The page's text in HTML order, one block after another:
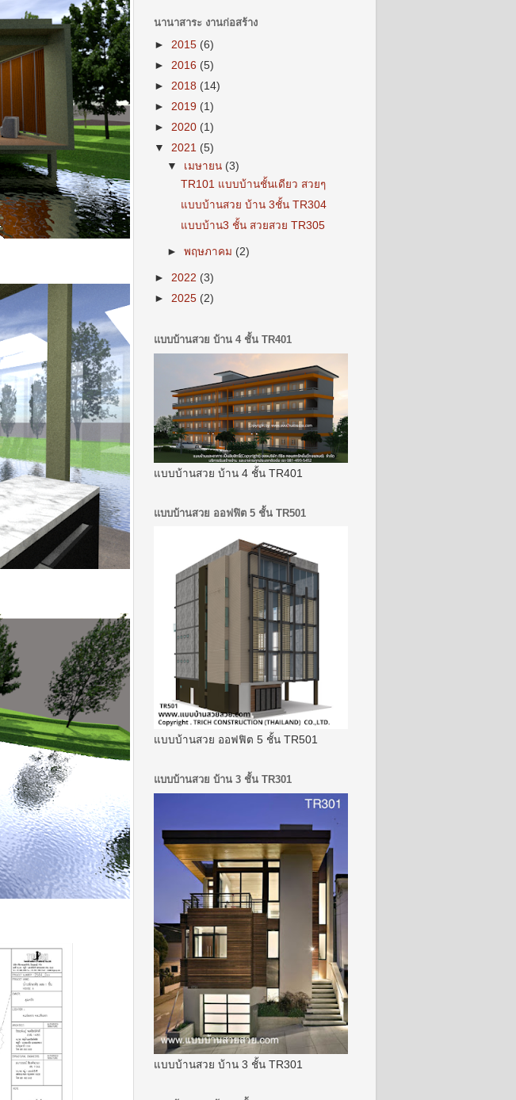
นานาสาระ งานก่อสร้าง
► 2015 (6)
► 2016 (5)
► 2018 (14)
► 2019 (1)
► 2020 (1)
▼ 2021 (5)
▼ เมษายน (3)
TR101 แบบบ้านชั้นเดียว สวยๆ
แบบบ้านสวย บ้าน 3ชั้น TR304
แบบบ้าน3 ชั้น สวยสวย TR305
►พฤษภาคม (2)
► 2022 (3)
► 2025 (2)
แบบบ้านสวย บ้าน 4 ชั้น TR401
แบบบ้านสวย บ้าน 4 ชั้น TR401
แบบบ้านสวย ออฟฟิต 5 ชั้น TR501
แบบบ้านสวย ออฟฟิต 5 ชั้น TR501
แบบบ้านสวย บ้าน 3 ชั้น TR301
แบบบ้านสวย บ้าน 3 ชั้น TR301